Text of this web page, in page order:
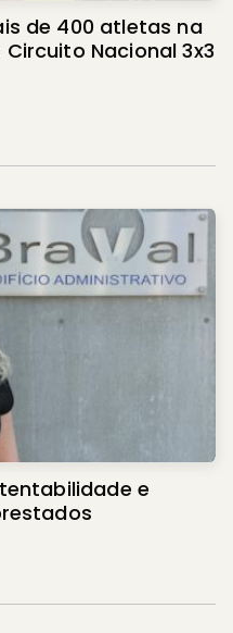
de 400 atletas na
Nacional 3x3
e